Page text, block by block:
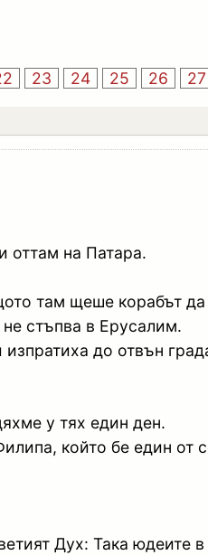
23 24 25 26 27
оттам на Патара.
там щеше корабът да
стъпва в Ерусалим.
до отвън
у тях един ден.
който бе един от
Дух: Така юдеите